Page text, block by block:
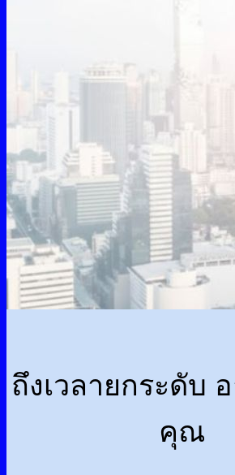
ถึงเวลายกระดับ
คุณ